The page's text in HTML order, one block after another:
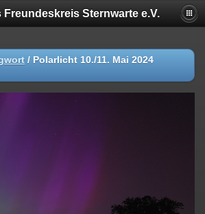
Freundeskreis Sternwarte e.V.
/ Polarlicht 10./11. Mai 2024